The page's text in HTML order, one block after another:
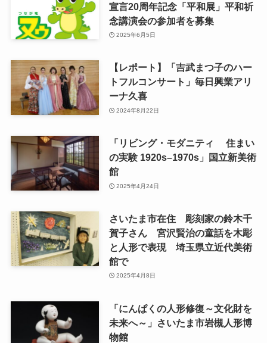
宣言20周年記念「平和展」平和祈
念講演会の参加者を募集
2025年6月5日
【レポート】「吉武まつ子のハー
トフルコンサート」毎日興業アリ
ーナ久喜
2024年8月22日
「リビング・モダニティ 住まい
の実験 1920s–1970s」国立新美術
館
2025年4月24日
さいたま市在住 彫刻家の鈴木千
賀子さん 宮沢賢治の童話を木彫
と人形で表現 埼玉県立近代美術
館で
2025年4月8日
「にんぱくの人形修復～文化財を
未来へ～」さいたま市岩槻人形博
物館